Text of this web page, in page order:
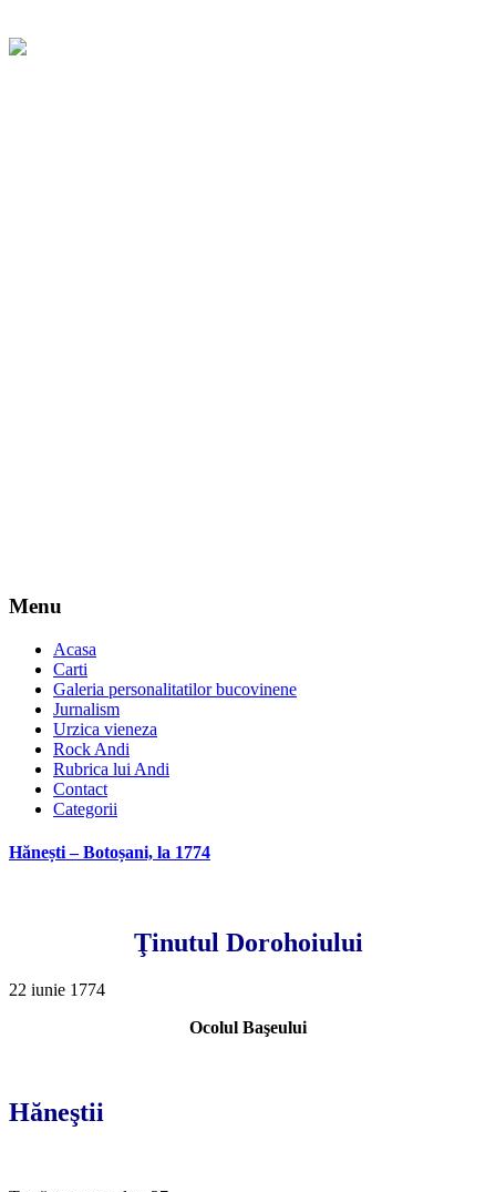
Menu
Acasa
Carti
Galeria personalitatilor bucovinene
Jurnalism
Urzica vieneza
Rock Andi
Rubrica lui Andi
Contact
Categorii
Hănești – Botoșani, la 1774
Ţinutul Dorohoiului
22 iunie 1774
Ocolul Başeului
Hăneştii